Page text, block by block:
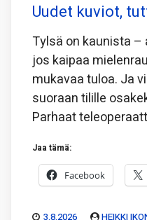
Uudet kuviot,
Tylsä on kaunista
jos kaipaa
mukavaa tuloa. Ja
suoraan tilille
Parhaat
Jaa tämä:
Facebook
3.8.2026 HEIKKI